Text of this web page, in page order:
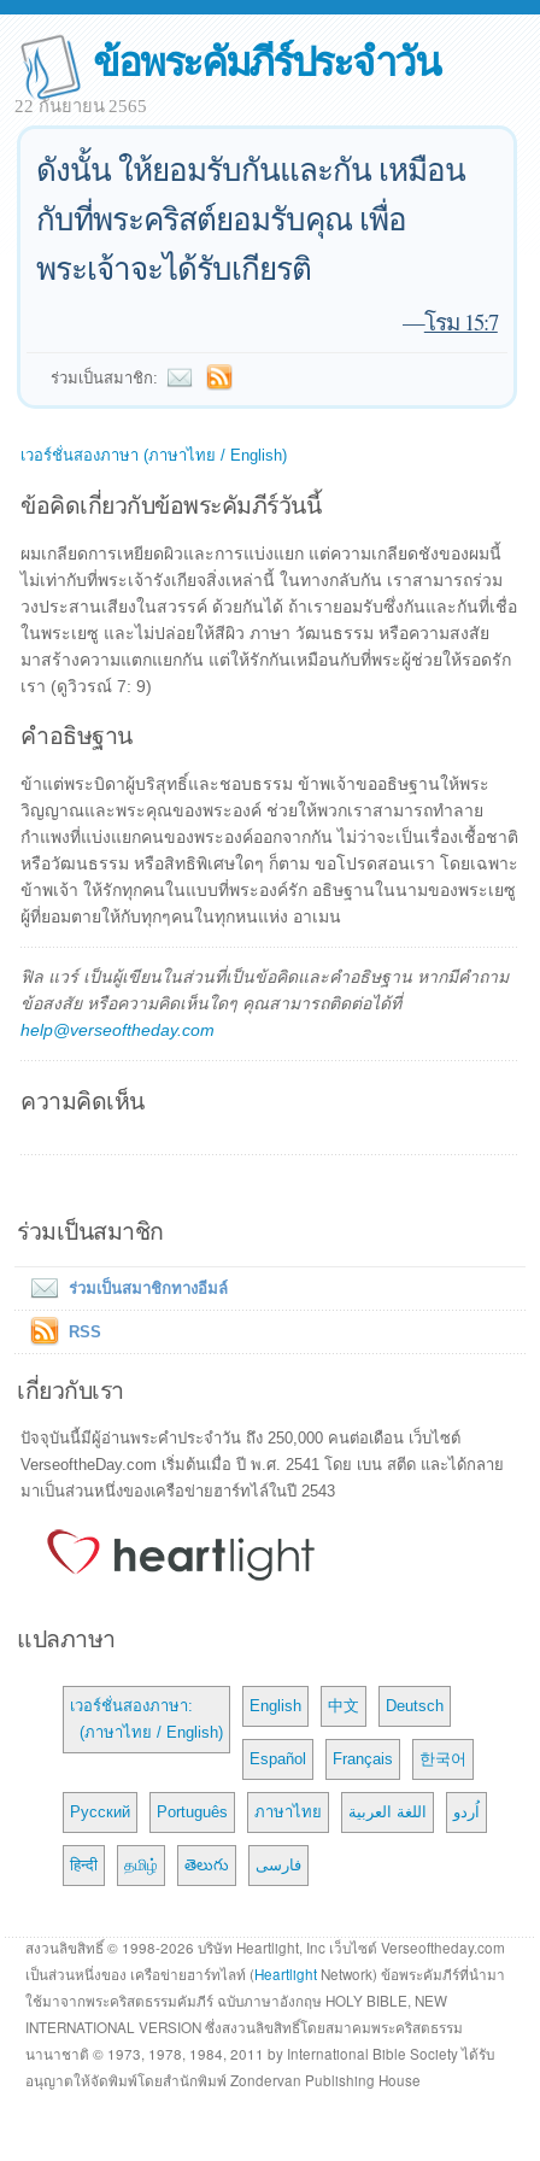
ข้อพระคัมภีร์ประจำวัน
22 กันยายน 2565
ดังนั้น ให้ยอมรับกันและกัน เหมือน
กับที่พระคริสต์ยอมรับคุณ เพื่อ
พระเจ้าจะได้รับเกียรติ
—โรม 15:7
ร่วมเป็นสมาชิก:
เวอร์ชั่นสองภาษา (ภาษาไทย / English)
ข้อคิดเกี่ยวกับข้อพระคัมภีร์วันนี้
ผมเกลียดการเหยียดผิวและการแบ่งแยก แต่ความเกลียดชังของผมนี้
ไม่เท่ากับที่พระเจ้ารังเกียจสิ่งเหล่านี้ ในทางกลับกัน เราสามารถร่วม
วงประสานเสียงในสวรรค์ ด้วยกันได้ ถ้าเรายอมรับซึ่งกันและกันที่เชื่อ
ในพระเยซู และไม่ปล่อยให้สีผิว ภาษา วัฒนธรรม หรือความสงสัย
มาสร้างความแตกแยกกัน แต่ให้รักกันเหมือนกับที่พระผู้ช่วยให้รอดรัก
เรา (ดูวิวรณ์ 7: 9)
คำอธิษฐาน
ข้าแต่พระบิดาผู้บริสุทธิ์และชอบธรรม ข้าพเจ้าขออธิษฐานให้พระ
วิญญาณและพระคุณของพระองค์ ช่วยให้พวกเราสามารถทำลาย
กำแพงที่แบ่งแยกคนของพระองค์ออกจากกัน ไม่ว่าจะเป็นเรื่องเชื้อชาติ
หรือวัฒนธรรม หรือสิทธิพิเศษใดๆ ก็ตาม ขอโปรดสอนเรา โดยเฉพาะ
ข้าพเจ้า ให้รักทุกคนในแบบที่พระองค์รัก อธิษฐานในนามของพระเยซู
ผู้ที่ยอมตายให้กับทุกๆคนในทุกหนแห่ง อาเมน
ฟิล แวร์ เป็นผู้เขียนในส่วนที่เป็นข้อคิดและคำอธิษฐาน หากมีคำถาม
ข้อสงสัย หรือความคิดเห็นใดๆ คุณสามารถติดต่อได้ที่
help@verseoftheday.com
ความคิดเห็น
ร่วมเป็นสมาชิก
ร่วมเป็นสมาชิกทางอีมล์
RSS
เกี่ยวกับเรา
ปัจจุบันนี้มีผู้อ่านพระคำประจำวัน ถึง 250,000 คนต่อเดือน เว็บไซต์
VerseoftheDay.com เริ่มต้นเมื่อ ปี พ.ศ. 2541 โดย เบน สตีด และได้กลาย
มาเป็นส่วนหนึ่งของเครือข่ายฮาร์ทไล์ในปี 2543
แปลภาษา
เวอร์ชั่นสองภาษา:
(ภาษาไทย / English)
English 中文 Deutsch
Español Français 한국어
Русский Português ภาษาไทย اللغة العربية اُردو
हिन्दी தமிழ் తెలుగు فارسی
สงวนลิขสิทธิ์ © 1998-2026 บริษัท Heartlight, Inc เว็บไซต์ Verseoftheday.com
เป็นส่วนหนึ่งของ เครือข่ายฮาร์ทไลท์ (Heartlight Network) ข้อพระคัมภีร์ที่นำมา
ใช้มาจากพระคริสตธรรมคัมภีร์ ฉบับภาษาอังกฤษ HOLY BIBLE, NEW
INTERNATIONAL VERSION ซึ่งสงวนลิขสิทธิ์โดยสมาคมพระคริสตธรรม
นานาชาติ © 1973, 1978, 1984, 2011 by International Bible Society ได้รับ
อนุญาตให้จัดพิมพ์โดยสำนักพิมพ์ Zondervan Publishing House